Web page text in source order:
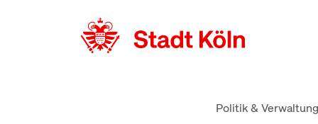
Politik & Verwaltung